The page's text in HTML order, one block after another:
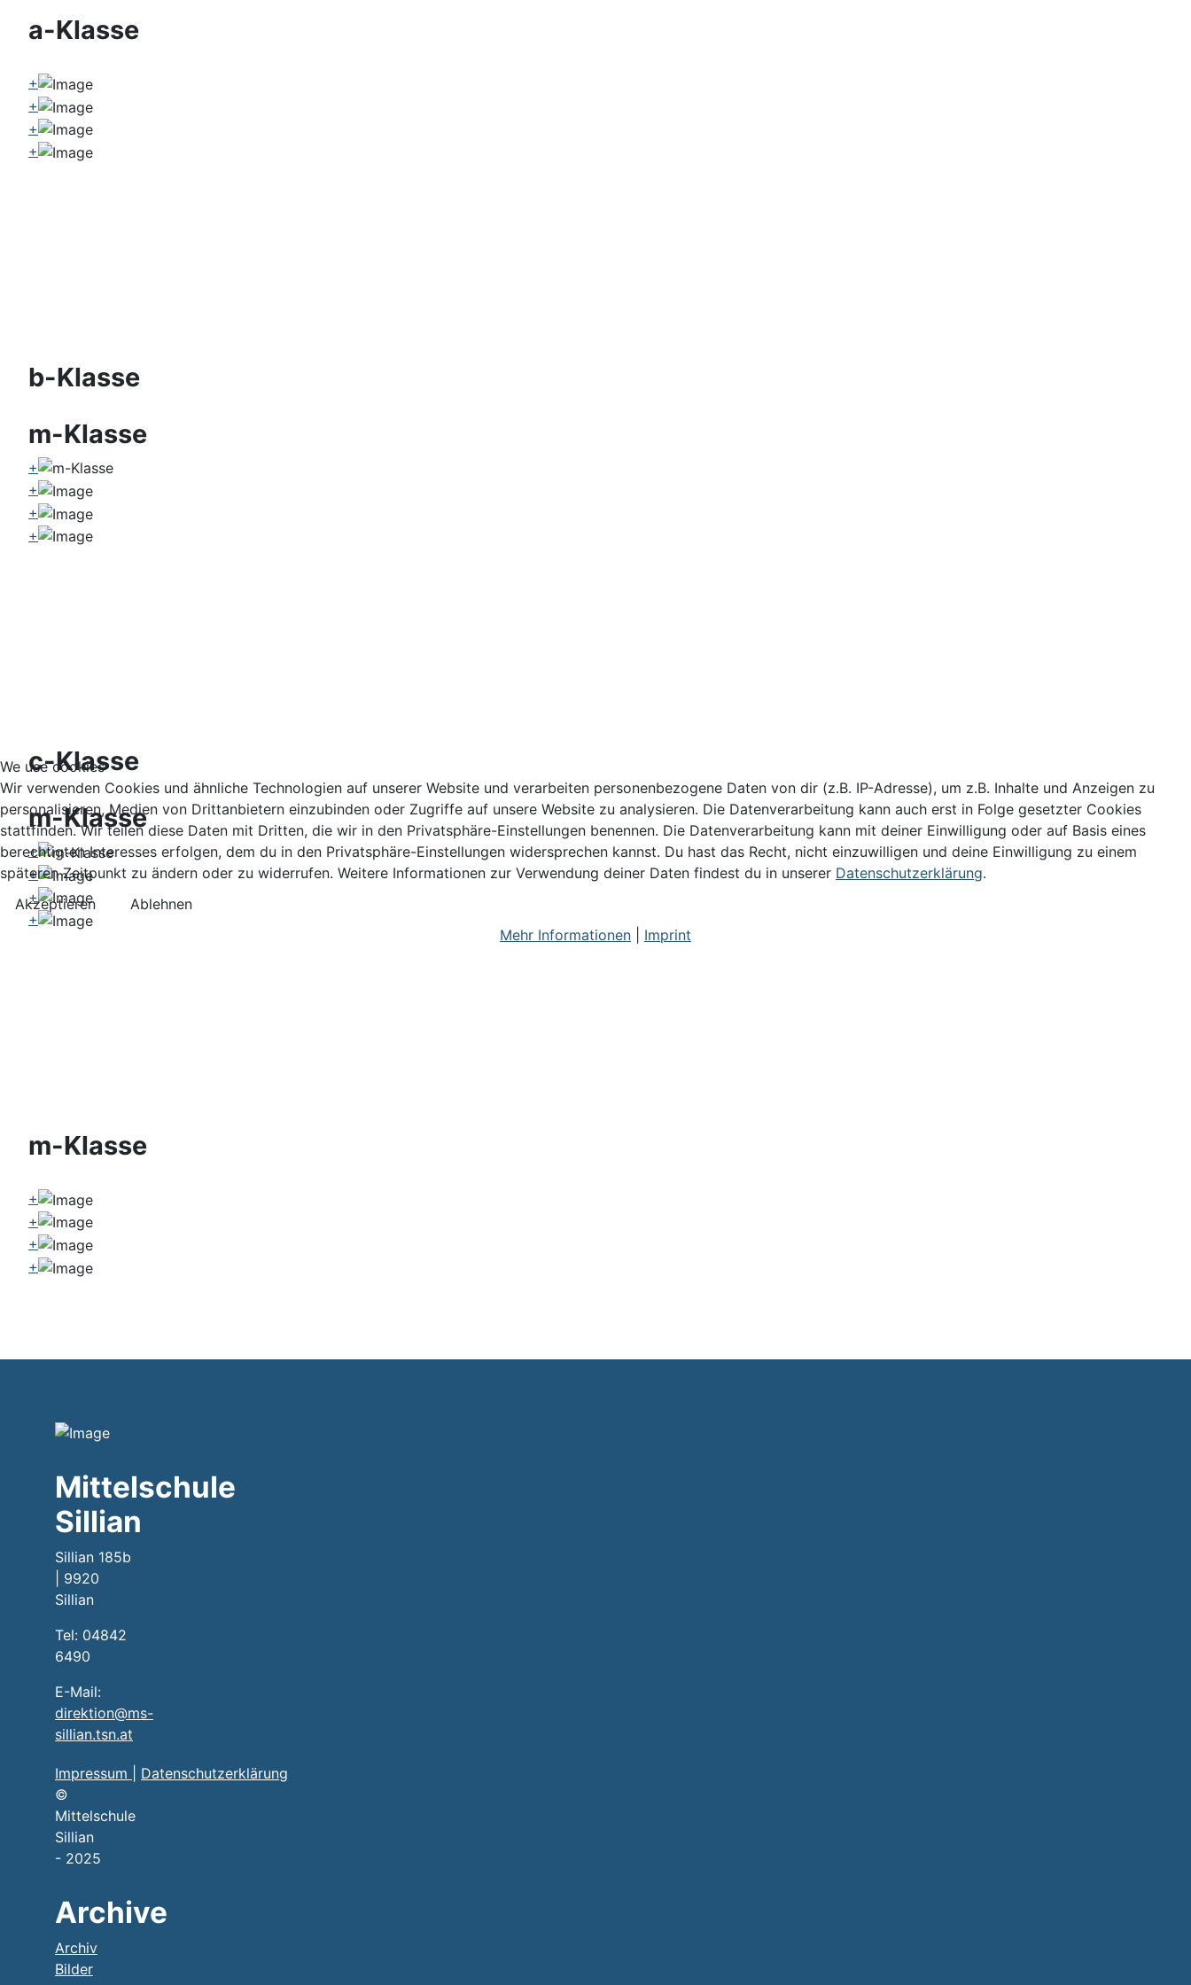
a-Klasse
+
+
+
+
b-Klasse
m-Klasse
+
+
+
+
c-Klasse
m-Klasse
+
+
+
+
m-Klasse
+
+
+
+
Mittelschule
Sillian
Sillian 185b
| 9920
Sillian
Tel: 04842
6490
E-Mail:
direktion@ms-
sillian.tsn.at
Impressum
Datenschutzerklärung
©
Mittelschule
Sillian
- 2025
Archive
Archiv
Bilder
We use cookies
Wir verwenden Cookies und ähnliche Technologien auf unserer Website und verarbeiten personenbezogene Daten von dir (z.B. IP-Adresse), um z.B. Inhalte und Anzeigen zu
personalisieren, Medien von Drittanbietern einzubinden oder Zugriffe auf unsere Website zu analysieren. Die Datenverarbeitung kann auch erst in Folge gesetzter Cookies
stattfinden. Wir teilen diese Daten mit Dritten, die wir in den Privatsphäre-Einstellungen benennen. Die Datenverarbeitung kann mit deiner Einwilligung oder auf Basis eines
berechtigten Interesses erfolgen, dem du in den Privatsphäre-Einstellungen widersprechen kannst. Du hast das Recht, nicht einzuwilligen und deine Einwilligung zu einem
späteren Zeitpunkt zu ändern oder zu widerrufen. Weitere Informationen zur Verwendung deiner Daten findest du in unserer Datenschutzerklärung.
Akzeptieren
Ablehnen
Mehr Informationen
Imprint